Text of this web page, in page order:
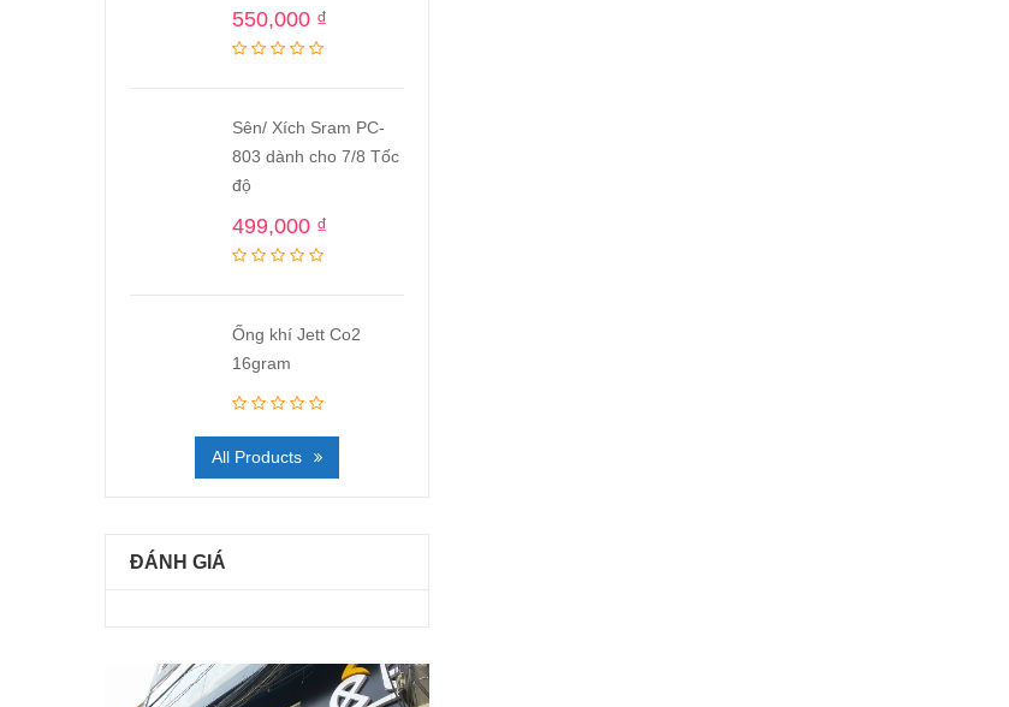
550,000 ₫
Sên/ Xích Sram PC-
803 dành cho 7/8 Tốc
độ
499,000 ₫
Ống khí Jett Co2
16gram
All Products
ĐÁNH GIÁ